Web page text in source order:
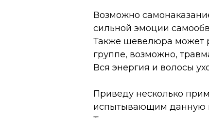
Возможно
сильной эмоции
Также шевелюра может
группе, возможно,
Вся энергия и волосы
Приведу несколько
испытывающим данную